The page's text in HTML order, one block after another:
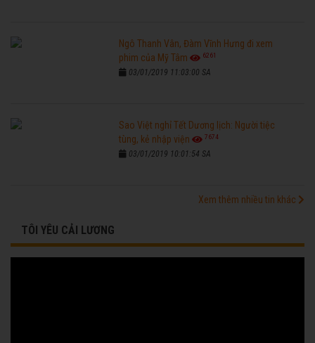
Ngô Thanh Vân, Đàm Vĩnh Hưng đi xem
phim của Mỹ Tâm
6261
03/01/2019 11:03:00 SA
Sao Việt nghỉ Tết Dương lịch: Người tiệc
tùng, kẻ nhập viện
7674
03/01/2019 10:01:54 SA
Xem thêm nhiều tin khác
TÔI YÊU CẢI LƯƠNG